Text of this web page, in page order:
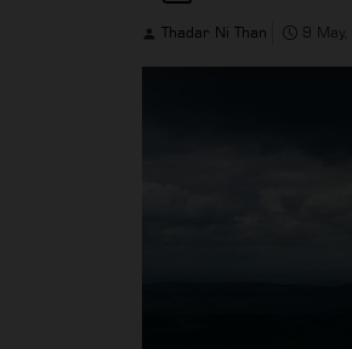
Thadar Ni Than 9